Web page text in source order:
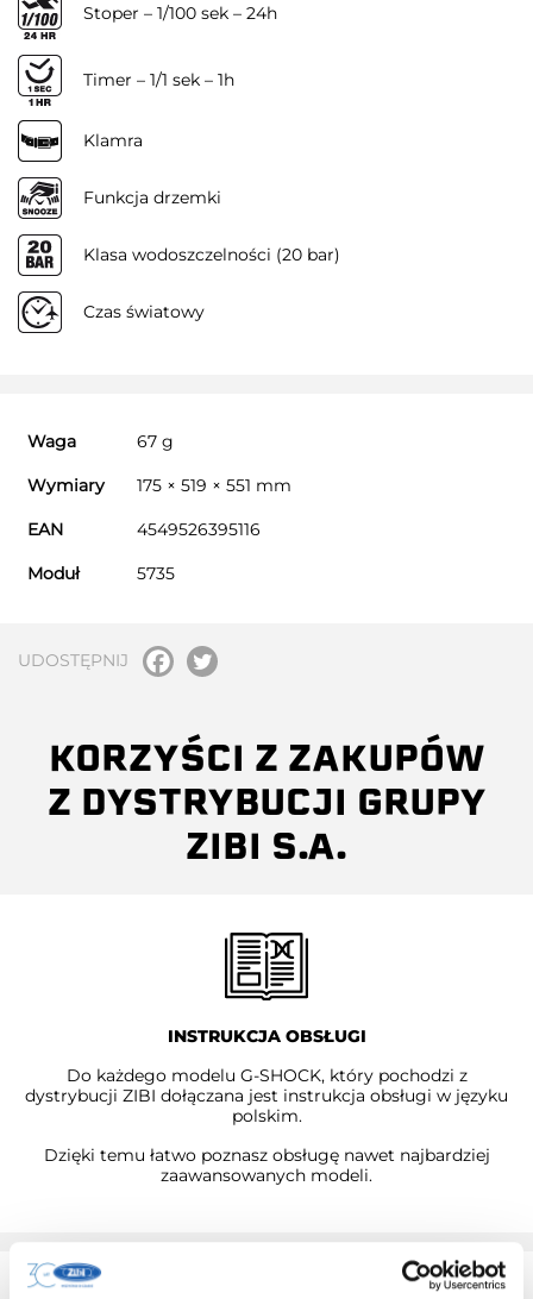
Stoper – 1/100 sek – 24h
Timer – 1/1 sek – 1h
Klamra
Funkcja drzemki
Klasa wodoszczelności (20 bar)
Czas światowy
Waga 67 g
Wymiary 175 × 519 × 551 mm
EAN 4549526395116
Moduł 5735
UDOSTĘPNIJ
KORZYŚCI Z ZAKUPÓW
Z DYSTRYBUCJI GRUPY
ZIBI S.A.
INSTRUKCJA OBSŁUGI
Do każdego modelu G-SHOCK, który pochodzi z
dystrybucji ZIBI dołączana jest instrukcja obsługi w języku
polskim.
Dzięki temu łatwo poznasz obsługę nawet najbardziej
zaawansowanych modeli.